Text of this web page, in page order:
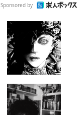
Sponsored by